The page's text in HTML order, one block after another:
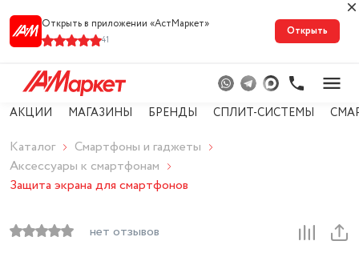
Открыть в приложении «АстМарке‪т‬»
41
Открыть
АКЦИИ МАГАЗИНЫ БРЕНДЫ СПЛИТ-СИСТЕМЫ
Каталог
Смартфоны и гаджеты
Аксессуары к смартфонам
Защита экрана для смартфонов
нет отзывов